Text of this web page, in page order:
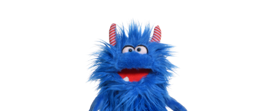
Bildergalerie überspringen